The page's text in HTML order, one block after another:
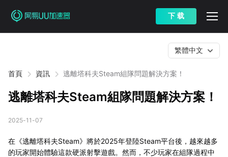
下 载
首頁 資訊 逃離塔科夫Steam組隊問題解決方案！
繁體中文
逃離塔科夫Steam組隊問題解決方案！
2025-11-07
在《逃離塔科夫Steam》將於2025年登陸Steam平台後，越來越多
的玩家開始體驗這款硬派射擊遊戲。然而，不少玩家在組隊過程中